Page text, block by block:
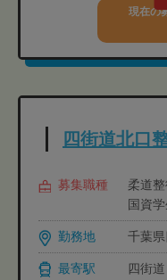
現在の
四街道北口
募集職種
柔道
国資
勤務地 千葉
最寄駅 四街